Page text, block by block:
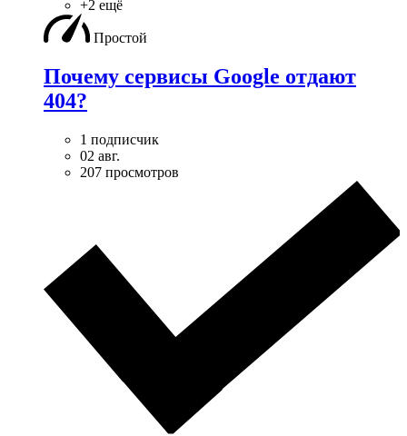
+2 ещё
Простой
Почему сервисы Google отдают
404?
1 подписчик
02 авг.
207 просмотров